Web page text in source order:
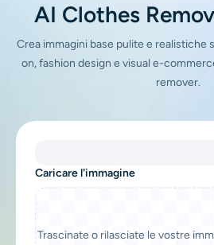
AI Video
Effetti video
Immagine AI
Da immagine a immagine
Da testo a immagine
Strumenti di intelligenza artificiale
Editor e creatore di foto
Prezzi
AI Clothes
Crea immagini base pulite e realistiche
on, fashion design e visual e-
remover.
Caricare l'immagine
Trascinate o rilasciate le vostre